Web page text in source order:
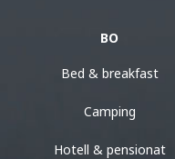
BO
Bed & breakfast
Camping
Hotell & pensionat